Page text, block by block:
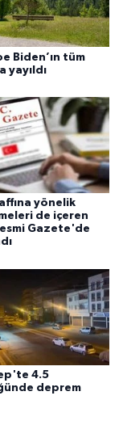
Biden’ın tüm
yayıldı
yönelik
de içeren
Gazete'de
4.5
deprem